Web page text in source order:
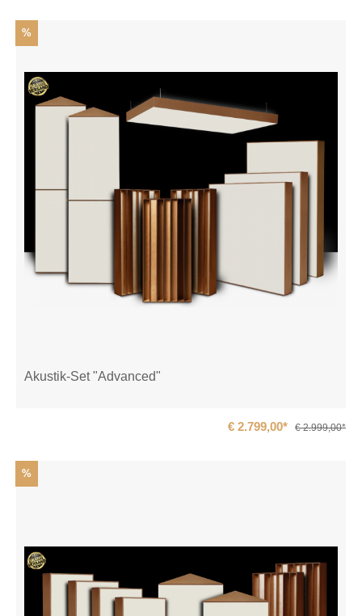
%
Akustik-Set "Advanced"
€ 2.799,00* € 2.999,00*
%